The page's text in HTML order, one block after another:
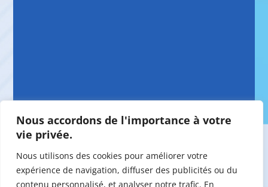
Nous accordons de l'importance à votre
vie privée.
Nous utilisons des cookies pour améliorer votre
expérience de navigation, diffuser des publicités ou du
contenu personnalisé, et analyser notre trafic. En